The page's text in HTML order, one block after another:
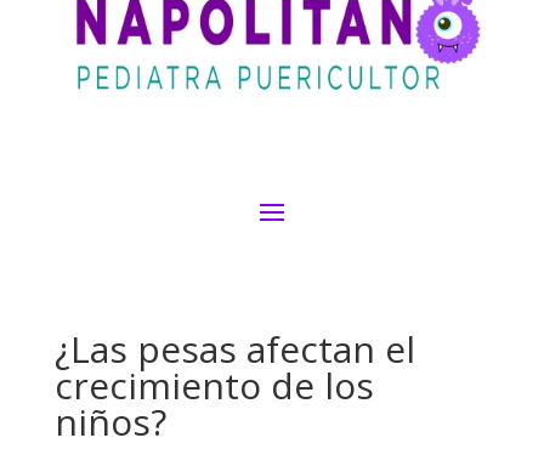
¿Las pesas afectan el
crecimiento de los
niños?